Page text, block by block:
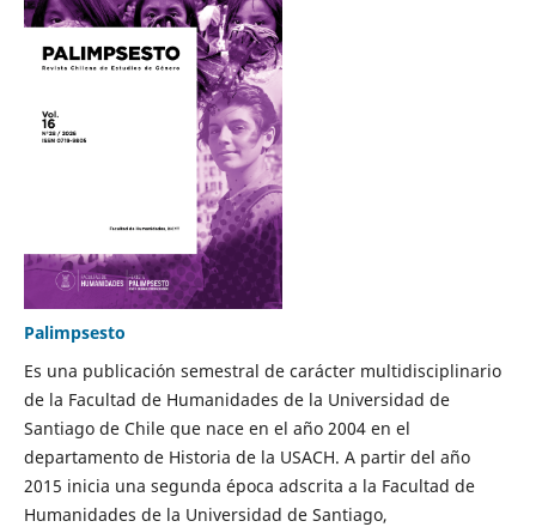
Palimpsesto
Es una publicación semestral de carácter multidisciplinario
de la Facultad de Humanidades de la Universidad de
Santiago de Chile que nace en el año 2004 en el
departamento de Historia de la USACH. A partir del año
2015 inicia una segunda época adscrita a la Facultad de
Humanidades de la Universidad de Santiago,